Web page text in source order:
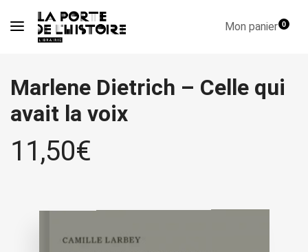
Mon panier0
Marlene Dietrich – Celle qui
avait la voix
11,50€